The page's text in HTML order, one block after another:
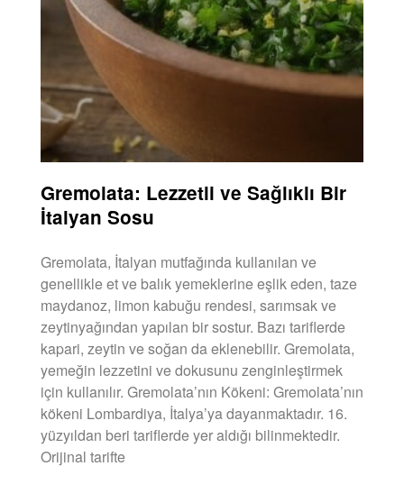
Gremolata: Lezzetli ve Sağlıklı Bir
İtalyan Sosu
Gremolata, İtalyan mutfağında kullanılan ve
genellikle et ve balık yemeklerine eşlik eden, taze
maydanoz, limon kabuğu rendesi, sarımsak ve
zeytinyağından yapılan bir sostur. Bazı tariflerde
kapari, zeytin ve soğan da eklenebilir. Gremolata,
yemeğin lezzetini ve dokusunu zenginleştirmek
için kullanılır. Gremolata’nın Kökeni: Gremolata’nın
kökeni Lombardiya, İtalya’ya dayanmaktadır. 16.
yüzyıldan beri tariflerde yer aldığı bilinmektedir.
Orijinal tarifte